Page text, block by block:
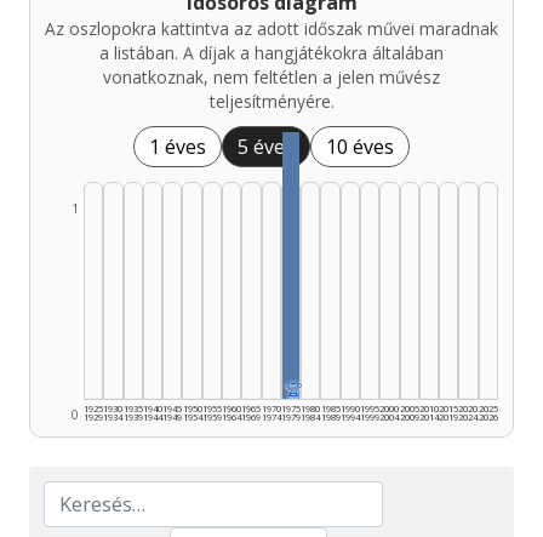
Az oszlopokra kattintva az adott időszak művei maradnak
a listában. A díjak a hangjátékokra általában
vonatkoznak, nem feltétlen a jelen művész
teljesítményére.
1 éves 5 éves 10 éves
0
1
1925
1929
1930
1934
1935
1939
1940
1944
1945
1949
1950
1954
1955
1959
1960
1964
1965
1969
1970
1974
🏆
1975
1979
1980
1984
1985
1989
1990
1994
1995
1999
2000
2004
2005
2009
2010
2014
2015
2019
2020
2024
2025
2026